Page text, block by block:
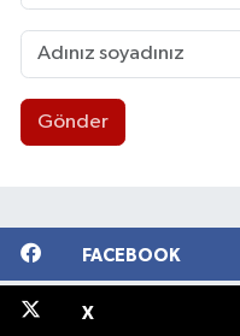
Gönder
FACEBOOK
X